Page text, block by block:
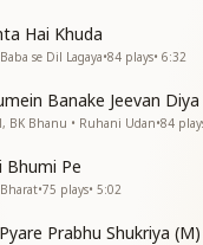
Hai Khuda
se Dil Lagaya•84 plays• 6:32
Banake Jeevan Diya
BK Bhanu • Ruhani Udan•84
Bhumi Pe
•75 plays• 5:02
Prabhu Shukriya (M)